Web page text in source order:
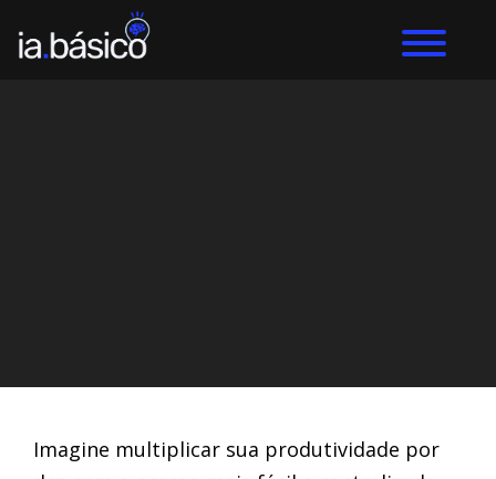
Imagine multiplicar sua produtividade por